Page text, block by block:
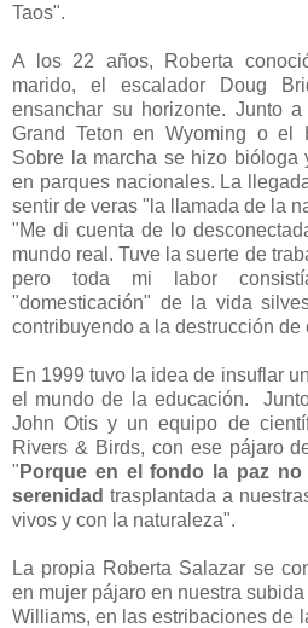
Taos".
A los 22 años, Roberta
marido, el escalador Doug
ensanchar su horizonte. Junto
Grand Teton en Wyoming o el
Sobre la marcha se hizo bióloga
en parques nacionales. La
sentir de veras "la llamada de la
"Me di cuenta de lo
mundo real. Tuve la suerte de
pero toda mi labor
"domesticación" de la vida
contribuyendo a la destrucción de
En 1999 tuvo la idea de insuflar
el mundo de la educación.
John Otis y un equipo de
Rivers & Birds, con ese pájaro
" Porque en el fondo la paz
serenidad trasplantada a
vivos y con la naturaleza".
La propia Roberta Salazar se
en mujer pájaro en nuestra
Williams, en las estribaciones de